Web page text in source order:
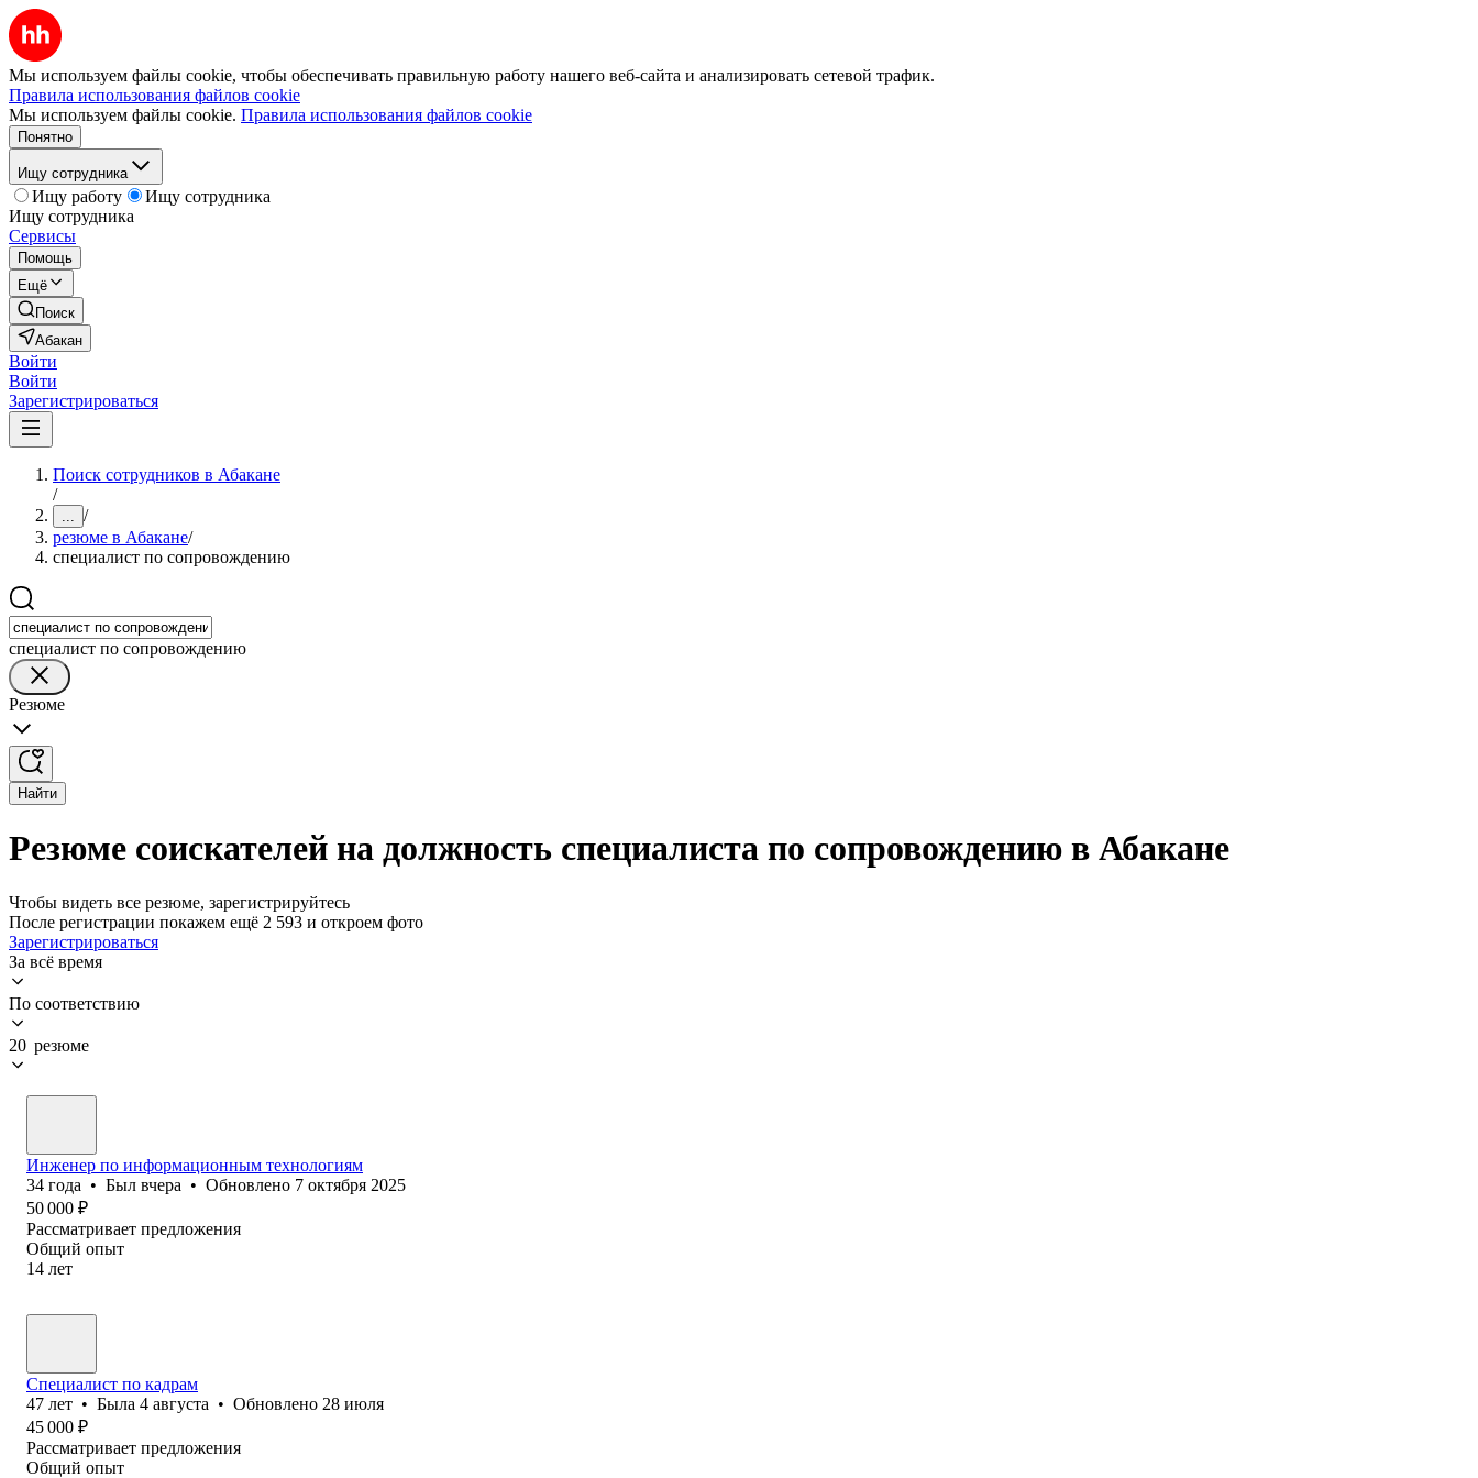
Мы используем файлы cookie, чтобы обеспечивать правильную работу нашего веб-сайта и анализировать сетевой трафик.
Правила использования файлов cookie
Мы используем файлы cookie. Правила использования файлов cookie
Понятно
Ищу сотрудника
Ищу работу
Ищу сотрудника
Ищу сотрудника
Сервисы
Помощь
Ещё
Поиск
Абакан
Войти
Войти
Зарегистрироваться
Поиск сотрудников в Абакане
/
... /
резюме в Абакане/
специалист по сопровождению
специалист по сопровождению
Резюме
Найти
Резюме соискателей на должность специалиста по сопровождению в Абакане
Чтобы видеть все резюме, зарегистрируйтесь
После регистрации покажем ещё 2 593 и откроем фото
Зарегистрироваться
За всё время
По соответствию
20 резюме
Инженер по информационным технологиям
34 года • Был вчера • Обновлено 7 октября 2025
50 000 ₽
Рассматривает предложения
Общий опыт
14 лет
Специалист по кадрам
47 лет • Была 4 августа • Обновлено 28 июля
45 000 ₽
Рассматривает предложения
Общий опыт